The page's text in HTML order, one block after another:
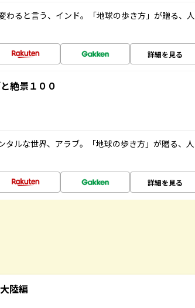
わると言う、インド。「地球の歩き方」が贈る、人
詳細を見る
絶景１００
タルな世界、アラブ。「地球の歩き方」が贈る、人
詳細を見る
陸編